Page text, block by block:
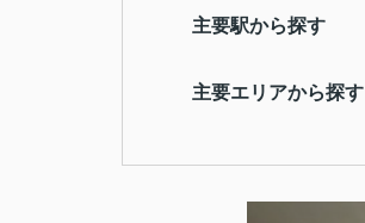
主要駅から探す
主要エリアから探す